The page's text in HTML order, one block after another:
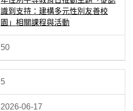
識到支持：建構多元性別友善校
園」相關課程與活動
50
5
2026-06-17